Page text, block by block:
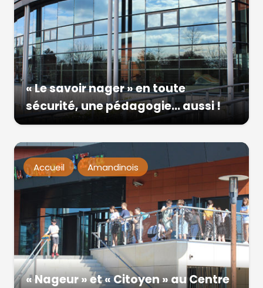
« Le savoir nager » en toute
sécurité, une pédagogie… aussi !
Accueil Amandinois
« Nageur » et « Citoyen » au Centre